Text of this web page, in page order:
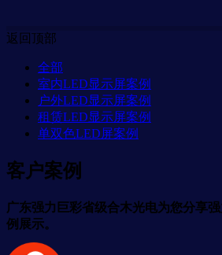
返回顶部
全部
室内LED显示屏案例
户外LED显示屏案例
租赁LED显示屏案例
单双色LED屏案例
客户案例
广东强力巨彩省级合木光电为您分享
例展示。